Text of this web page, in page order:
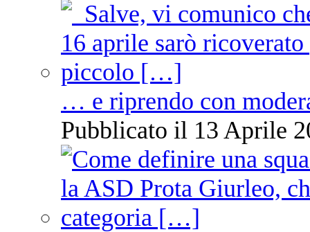
… e riprendo con
Pubblicato il 13 Aprile